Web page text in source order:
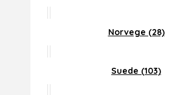
Norvege (28)
Suede (103)